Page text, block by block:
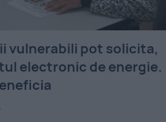
vulnerabili pot solicita,
electronic de energie.